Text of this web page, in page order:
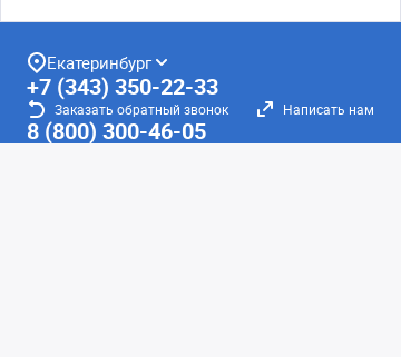
Екатеринбург
+7 (343) 350-22-33
Заказать обратный звонок Написать нам
8 (800) 300-46-05